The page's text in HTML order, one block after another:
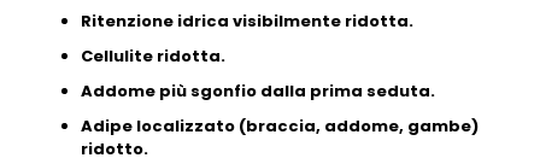
Ritenzione idrica visibilmente ridotta.
Cellulite ridotta.
Addome più sgonfio dalla prima seduta.
Adipe localizzato (braccia, addome, gambe)
ridotto.